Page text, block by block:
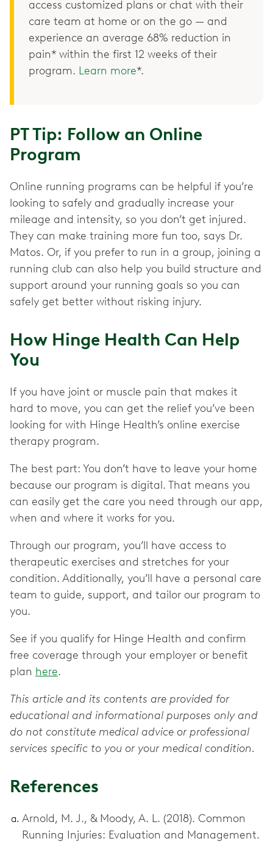
access customized plans or chat with their
care team at home or on the go — and
experience an average 68% reduction in
pain* within the first 12 weeks of their
program. Learn more*.
PT Tip: Follow an Online
Program
Online running programs can be helpful if you’re
looking to safely and gradually increase your
mileage and intensity, so you don’t get injured.
They can make training more fun too, says Dr.
Matos. Or, if you prefer to run in a group, joining a
running club can also help you build structure and
support around your running goals so you can
How Hinge Health Can Help
You
If you have joint or muscle pain that makes it
hard to move, you can get the relief you’ve been
looking for with Hinge Health’s online exercise
therapy program.
The best part: You don’t have to leave your home
because our program is digital. That means you
can easily get the care you need through our app,
when and where it works for you.
Through our program, you’ll have access to
therapeutic exercises and stretches for your
condition. Additionally, you’ll have a personal care
team to guide, support, and tailor our program to
you.
See if you qualify for Hinge Health and confirm
free coverage through your employer or benefit
plan here.
This article and its contents are provided for
educational and informational purposes only and
do not constitute medical advice or professional
services specific to you or your medical condition.
References
Arnold, M. J., & Moody, A. L. (2018). Common
Running Injuries: Evaluation and Management.